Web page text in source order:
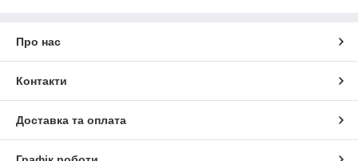
Про нас
Контакти
Доставка та оплата